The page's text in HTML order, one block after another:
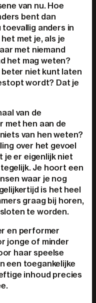
van nu. Hoe
bent dan
anders in
met je, als je
met niemand
het mag weten?
niet kunt laten
wordt? Dat je
van de
met hen aan de
van hen weten?
over het gevoel
je er eigenlijk niet
Je hoort een
waar je nog
is het heel
graag bij horen,
te worden.
en performer
jonge of minder
haar speelse
een toegankelijke
inhoud precies